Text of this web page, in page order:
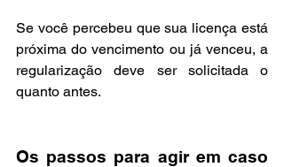
Se você percebeu que sua licença está
próxima do vencimento ou já venceu, a
regularização deve ser solicitada o
quanto antes.
Os passos para agir em caso